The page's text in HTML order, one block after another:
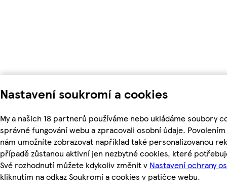
Nastavení soukromí a cookies
My a našich 18 partnerů používáme nebo ukládáme soubory
správné fungování webu a zpracovali osobní údaje.
nám umožníte zobrazovat například také personalizovanou
případě zůstanou aktivní jen nezbytné cookies, které
Své rozhodnutí můžete kdykoliv změnit v Nastavení ochrany
kliknutím na odkaz Soukromí a cookies v patičce webu.